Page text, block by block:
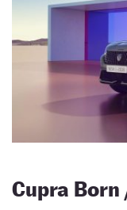
Cupra Born